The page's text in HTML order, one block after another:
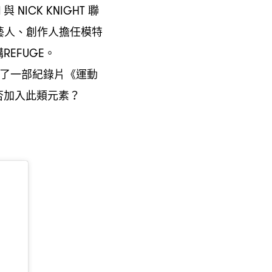
與 NICK KNIGHT聯
人、創作人擔任模特
REFUGE 。
一部紀錄片《運動
入此類元素？